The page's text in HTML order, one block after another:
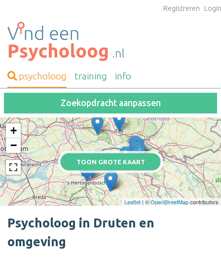
Registreren
psycholoog training info
Zoekopdracht aanpassen
TOON GROTE KAART
+
−
Leaflet | ©OpenStreetMapcontributors
Psycholoog in Druten en
omgeving